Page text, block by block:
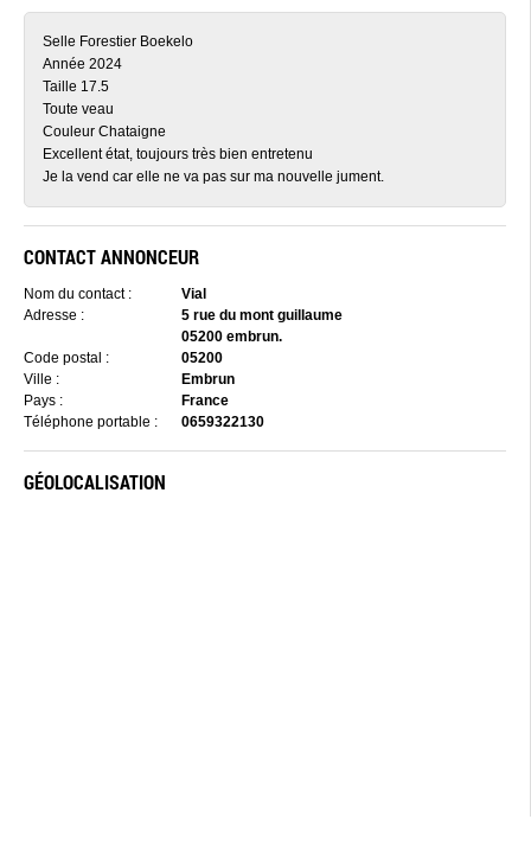
Selle Forestier Boekelo
Année 2024
Taille 17.5
Toute veau
Couleur Chataigne
Excellent état, toujours très bien entretenu
Je la vend car elle ne va pas sur ma nouvelle jument.
CONTACT ANNONCEUR
Nom du contact :
Vial
Adresse :
5 rue du mont guillaume
05200 embrun.
Code postal :
05200
Ville :
Embrun
Pays :
France
Téléphone portable :
0659322130
GÉOLOCALISATION